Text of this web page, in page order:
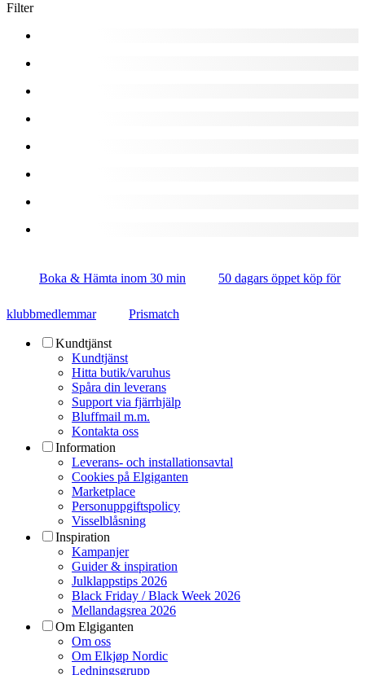
Filter
Boka & Hämta inom 30 min 50 dagars öppet köp för
klubbmedlemmar Prismatch
Kundtjänst
Kundtjänst
Hitta butik/varuhus
Spåra din leverans
Support via fjärrhjälp
Bluffmail m.m.
Kontakta oss
Information
Leverans- och installationsavtal
Cookies på Elgiganten
Marketplace
Personuppgiftspolicy
Visselblåsning
Inspiration
Kampanjer
Guider & inspiration
Julklappstips 2026
Black Friday / Black Week 2026
Mellandagsrea 2026
Om Elgiganten
Om oss
Om Elkjøp Nordic
Ledningsgrupp